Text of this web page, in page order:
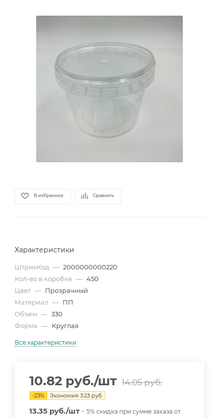
В избранное Сравнить
Характеристики
ШтрихКод — 2000000000220
Кол-во в коробке — 450
Цвет — Прозрачный
Материал — ПП
Объем — 330
Форма — Круглая
Все характеристики
10.82 руб./шт 14.05руб.
-23% Экономия 3.23 руб.
13.35 руб./шт - 5% скидка при сумме заказа от